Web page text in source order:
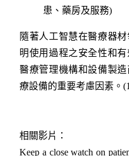
患、藥房及服務)
隨著人工智慧在醫療器
明使用過程之安全性和
醫療管理機構和設備製
療設備的重要考慮因素。
相關影片：
Keep a close watch on